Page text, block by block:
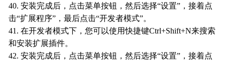
40. 安装完成后，点击菜单按钮，然后选择“设置”，接着点
击“扩展程序”，最后点击“开发者模式”。
41. 在开发者模式下，您可以使用快捷键Ctrl+Shift+N来搜索
和安装扩展插件。
42. 安装完成后，点击菜单按钮，然后选择“设置”，接着点